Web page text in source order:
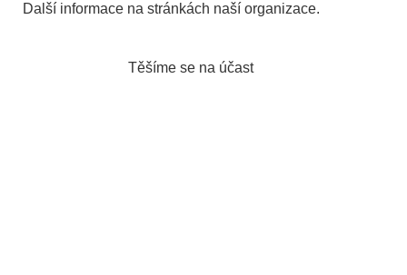
Další informace na stránkách naší organizace.
Těšíme se na účast